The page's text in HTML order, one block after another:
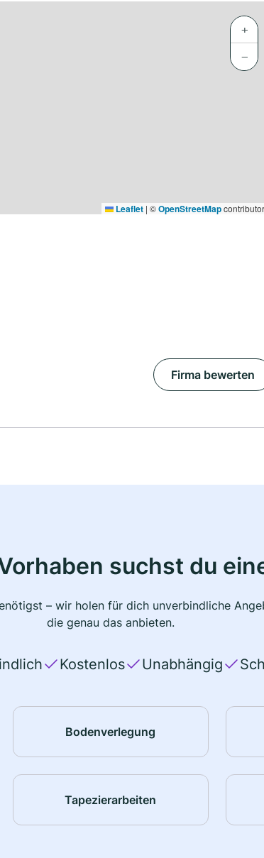
+
−
Leaflet | ©OpenStreetMap
Firma bewerten
suchst du
– wir holen für dich unverbindliche
die genau das anbieten.
Kostenlos Unabhängig
Bodenverlegung
Tapezierarbeiten